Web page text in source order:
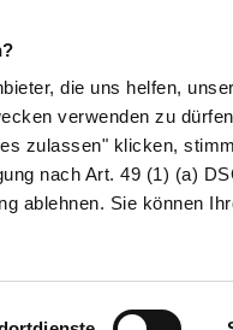
die uns helfen,
verwenden zu
zulassen" klicken,
nach Art. 49 (1) (a)
ablehnen. Sie können